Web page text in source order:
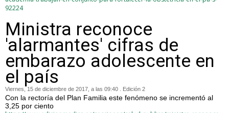
92224
Ministra reconoce
'alarmantes' cifras de
embarazo adolescente en
el país
Viernes, 15 de diciembre de 2017, a las 09:40 . Edición 2
Con la rectoría del Plan Familia este fenómeno se incrementó al
3,25 por ciento